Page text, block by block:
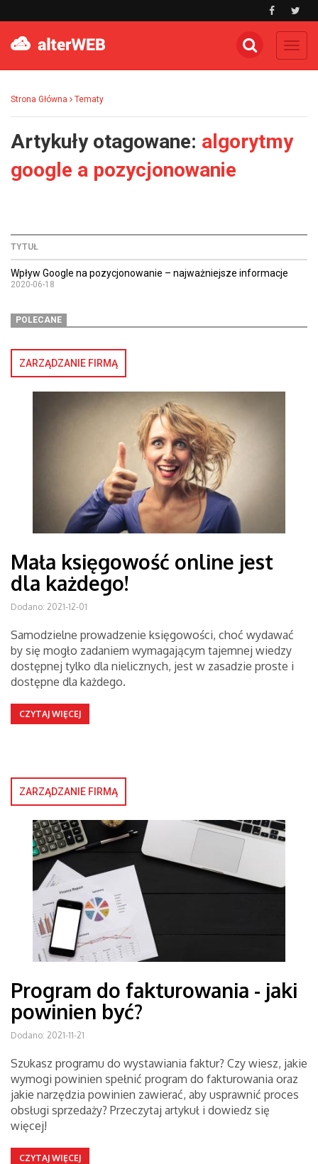
Strona Główna Tematy
Artykuły otagowane: algorytmy
google a pozycjonowanie
TYTUŁ
Wpływ Google na pozycjonowanie – najważniejsze informacje
2020-06-18
POLECANE
ZARZĄDZANIE FIRMĄ
Mała księgowość online jest
dla każdego!
Dodano: 2021-12-01
Samodzielne prowadzenie księgowości, choć wydawać
by się mogło zadaniem wymagającym tajemnej wiedzy
dostępnej tylko dla nielicznych, jest w zasadzie proste i
dostępne dla każdego.
CZYTAJ WIĘCEJ
ZARZĄDZANIE FIRMĄ
Program do fakturowania - jaki
powinien być?
Dodano: 2021-11-21
Szukasz programu do wystawiania faktur? Czy wiesz, jakie
wymogi powinien spełnić program do fakturowania oraz
jakie narzędzia powinien zawierać, aby usprawnić proces
obsługi sprzedaży? Przeczytaj artykuł i dowiedz się
więcej!
CZYTAJ WIĘCEJ